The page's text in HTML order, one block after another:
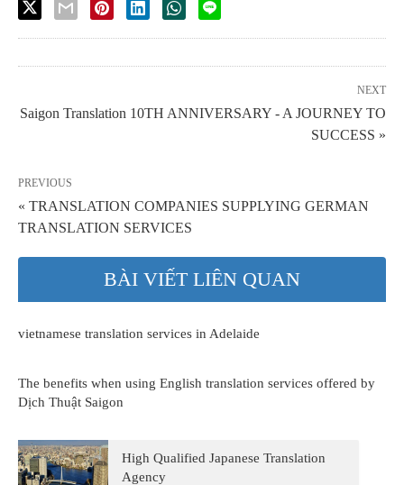
NEXT
Saigon Translation 10TH ANNIVERSARY - A JOURNEY TO
SUCCESS »
PREVIOUS
« TRANSLATION COMPANIES SUPPLYING GERMAN
TRANSLATION SERVICES
BÀI VIẾT LIÊN QUAN
vietnamese translation services in Adelaide
The benefits when using English translation services offered by
Dịch Thuật Saigon
High Qualified Japanese Translation
Agency